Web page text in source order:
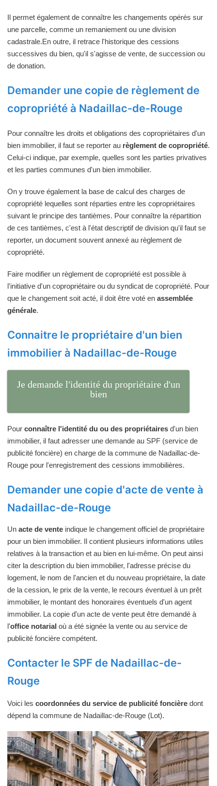
Il permet également de connaître les changements opérés sur
une parcelle, comme un remaniement ou une division
cadastrale.En outre, il retrace l'historique des cessions
successives du bien, qu'il s'agisse de vente, de succession ou
de donation.
Demander une copie de règlement de
copropriété à Nadaillac-de-Rouge
Pour connaître les droits et obligations des copropriétaires d'un
bien immobilier, il faut se reporter au règlement de copropriété.
Celui-ci indique, par exemple, quelles sont les parties privatives
et les parties communes d'un bien immobilier.
On y trouve également la base de calcul des charges de
copropriété lequelles sont réparties entre les copropriétaires
suivant le principe des tantièmes. Pour connaître la répartition
de ces tantièmes, c'est à l'état descriptif de division qu'il faut se
reporter, un document souvent annexé au règlement de
copropriété.
Faire modifier un règlement de copropriété est possible à
l'initiative d'un copropriétaire ou du syndicat de copropriété. Pour
que le changement soit acté, il doit être voté en assemblée
générale.
Connaitre le propriétaire d'un bien
immobilier à Nadaillac-de-Rouge
Je demande l'identité du propriétaire d'un
bien
Pour connaître l'identité du ou des propriétaires d'un bien
immobilier, il faut adresser une demande au SPF (service de
publicité foncière) en charge de la commune de Nadaillac-de-
Rouge pour l'enregistrement des cessions immobilières.
Demander une copie d'acte de vente à
Nadaillac-de-Rouge
Un acte de vente indique le changement officiel de propriétaire
pour un bien immobilier. Il contient plusieurs informations utiles
relatives à la transaction et au bien en lui-même. On peut ainsi
citer la description du bien immobilier, l'adresse précise du
logement, le nom de l'ancien et du nouveau propriétaire, la date
de la cession, le prix de la vente, le recours éventuel à un prêt
immobilier, le montant des honoraires éventuels d'un agent
immobilier. La copie d'un acte de vente peut être demandé à
l'office notarial où a été signée la vente ou au service de
publicité foncière compétent.
Contacter le SPF de Nadaillac-de-
Rouge
Voici les coordonnées du service de publicité foncière dont
dépend la commune de Nadaillac-de-Rouge (Lot).